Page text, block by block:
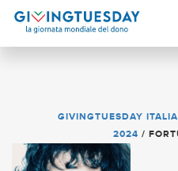
GIVINGTUESDAY ITALIA
2024 /